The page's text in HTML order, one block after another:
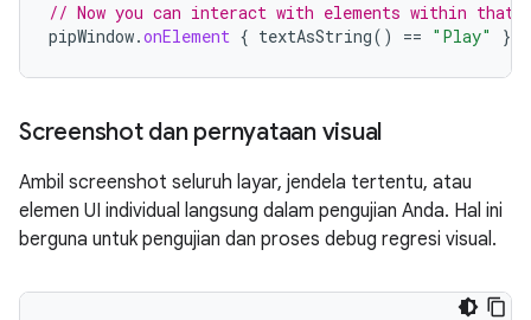
// Now you can interact with elements within that
pipWindow.onElement { textAsString() == "Play" }.
Screenshot dan pernyataan visual
Ambil screenshot seluruh layar, jendela tertentu, atau
elemen UI individual langsung dalam pengujian Anda. Hal ini
berguna untuk pengujian dan proses debug regresi visual.